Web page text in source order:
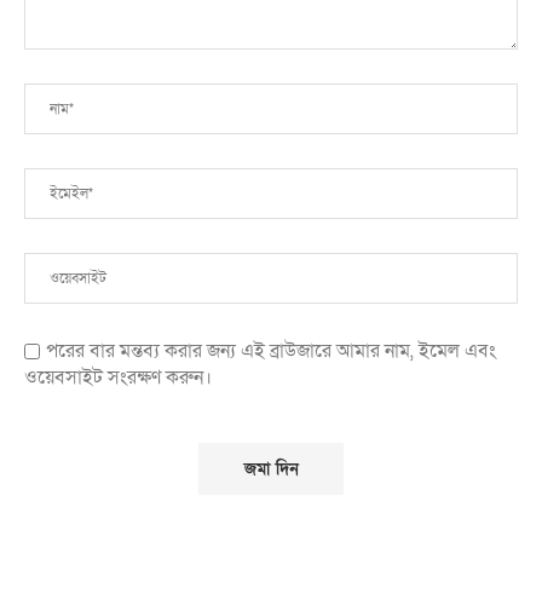
পরের বার মন্তব্য করার জন্য এই ব্রাউজারে আমার নাম, ইমেল এবং
ওয়েবসাইট সংরক্ষণ করুন।